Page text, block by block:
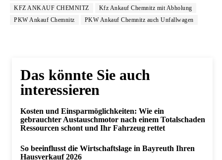
KFZ ANKAUF CHEMNITZ
Kfz Ankauf Chemnitz mit Abholung
PKW Ankauf Chemnitz
PKW Ankauf Chemnitz auch Unfallwagen
Das könnte Sie auch
interessieren
Kosten und Einsparmöglichkeiten: Wie ein
gebrauchter Austauschmotor nach einem Totalschaden
Ressourcen schont und Ihr Fahrzeug rettet
So beeinflusst die Wirtschaftslage in Bayreuth Ihren
Hausverkauf 2026